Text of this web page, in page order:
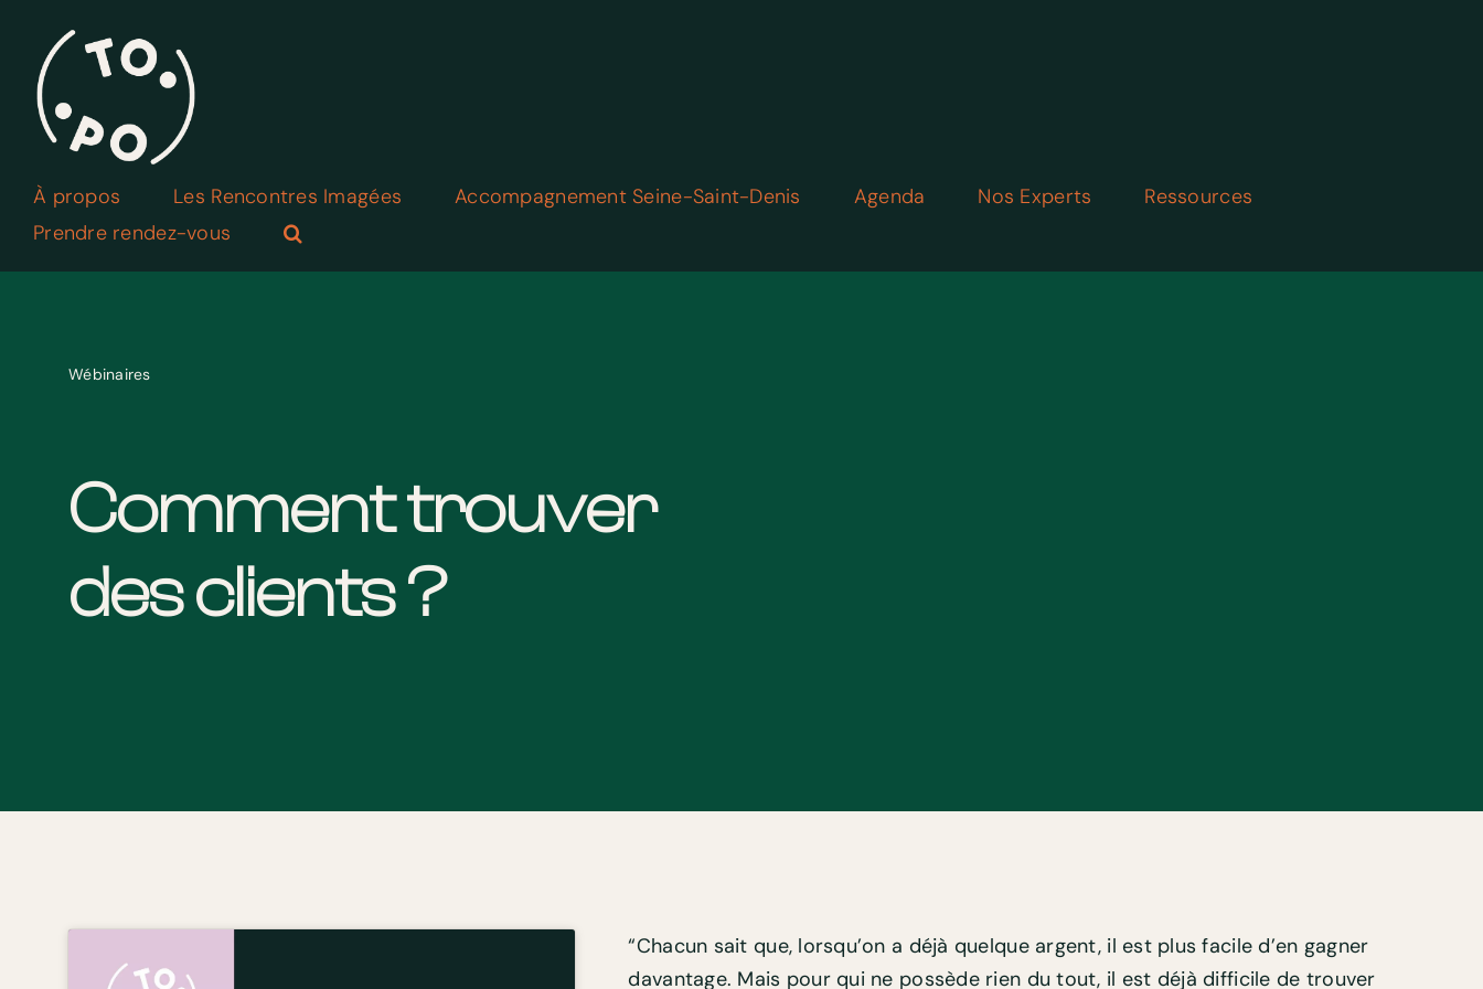
content
À propos Les Rencontres Imagées Accompagnement Seine-Saint-Denis Agenda Nos Experts
Ressources
Prendre rendez-vous
Wébinaires
Comment trouver
des clients ?
“Chacun sait que, lorsqu’on a déjà quelque argent, il est plus facile d’en gagner
davantage. Mais pour qui ne possède rien du tout, il est déjà difficile de trouver